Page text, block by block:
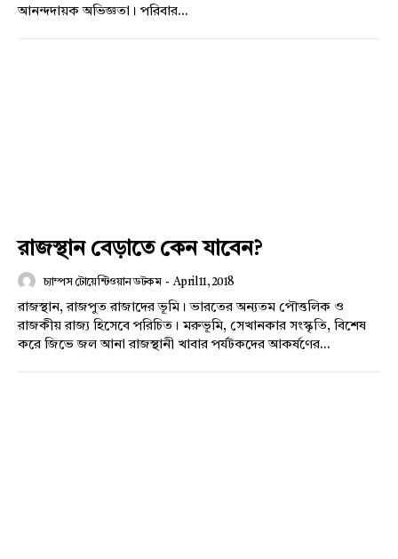
আনন্দদায়ক অভিজ্ঞতা। পরিবার...
রাজস্থান বেড়াতে কেন যাবেন?
চ্যাম্পস টোয়েন্টিওয়ান ডটকম - April 11, 2018
রাজস্থান, রাজপুত রাজাদের ভূমি। ভারতের অন্যতম পৌত্তলিক ও
রাজকীয় রাজ্য হিসেবে পরিচিত। মরুভূমি, সেখানকার সংস্কৃতি, বিশেষ
করে জিভে জল আনা রাজস্থানী খাবার পর্যটকদের আকর্ষণের...